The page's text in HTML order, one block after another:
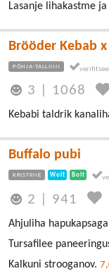
Lasanje lihakastme
Brööder Kebab
PÕHJA-TALLINN
3 1068
Kebabi taldrik
Buffalo pubi
KRISTIINE Wolt Bolt
2 941
Ahjuliha
Tursafilee
Kalkuni strooganov.